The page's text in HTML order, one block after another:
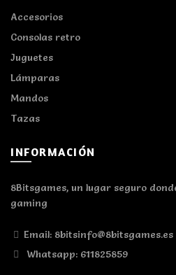
Accesorios
Consolas retro
Juguetes
Lámparas
Mandos
Tazas
INFORMACIÓN
8Bitsgames, un lugar seguro
gaming
Email: 8bitsinfo@8bitsgames.es
Whatsapp: 611825859